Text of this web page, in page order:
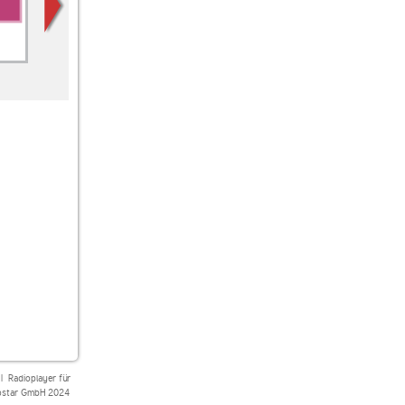
Radioplayer für
GmbH 2024